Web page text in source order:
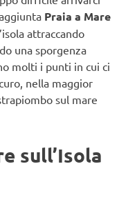
Praia a Mare
attraccando
una sporgenza
molti i punti in cui ci
nella maggior
sul mare
sull’Isola